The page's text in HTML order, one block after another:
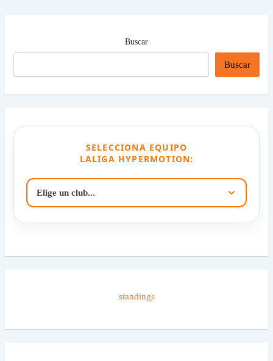
Buscar
Buscar
SELECCIONA EQUIPO
LALIGA HYPERMOTION:
standings